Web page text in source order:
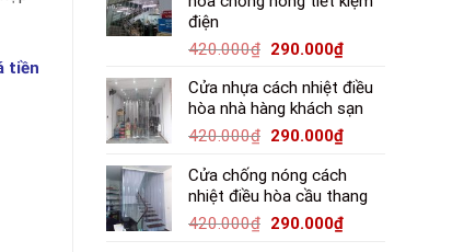
điện
420.000₫ 290.000₫
Cửa nhựa cách nhiệt điều
hòa nhà hàng khách sạn
420.000₫ 290.000₫
Cửa chống nóng cách
nhiệt điều hòa cầu thang
420.000₫ 290.000₫
tiền